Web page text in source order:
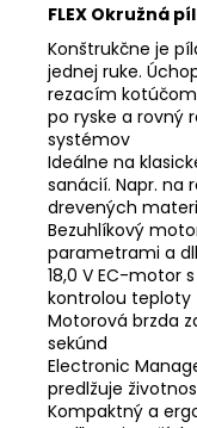
FLEX Okružná
Konštrukčne je
jednej ruke.
rezacím
po ryske a rovný
systémov
Ideálne na
sanácií. Napr. na
drevených
Bezuhlíkový
parametrami a
18,0 V EC-motor
kontrolou teploty
Motorová brzda
sekúnd
Electronic
predlžuje
Kompaktný a